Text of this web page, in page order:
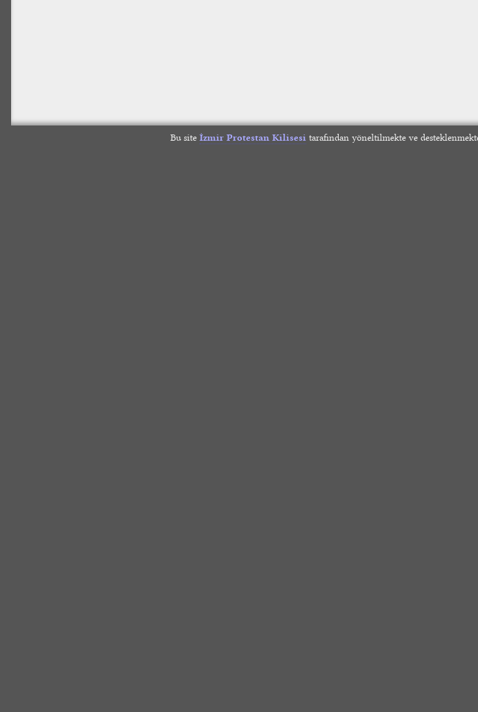
Bu site İzmir Protestan Kilisesitarafından yöneltilmekte ve